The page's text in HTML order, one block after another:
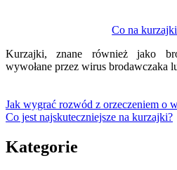
Co na
Kurzajki, znane również jako
wywołane przez wirus
Jak wygrać rozwód z orzeczeniem o
Co jest najskuteczniejsze na kurzajki?
Kategorie